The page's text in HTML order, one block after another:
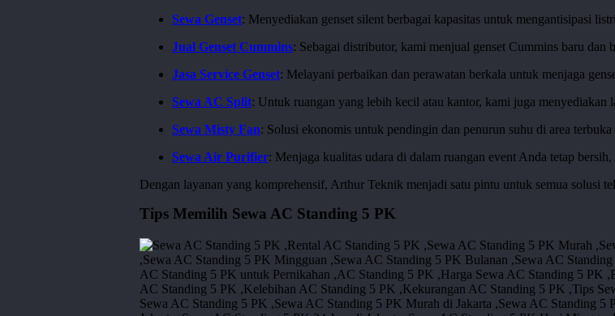
Sewa Genset: Menyediakan genset silent berbagai kapasitas untuk mengantisipasi
Jual Genset Cummins: Sebagai distributor, kami menjual genset Cummins baru
Jasa Service Genset: Melayani perbaikan dan perawatan berkala untuk menjaga
Sewa AC Split: Untuk ruangan yang lebih kecil atau kantor, kami juga menyediakan
Sewa Misty Fan: Solusi ekonomis untuk pendingin dan penurun suhu di area
Sewa Air Purifier: Menjaga kualitas udara di dalam ruangan event Anda tetap
Dengan layanan yang komprehensif, Arthur Teknik menjadi satu pintu untuk semua solusi
Tips Memilih Sewa AC Standing 5 PK